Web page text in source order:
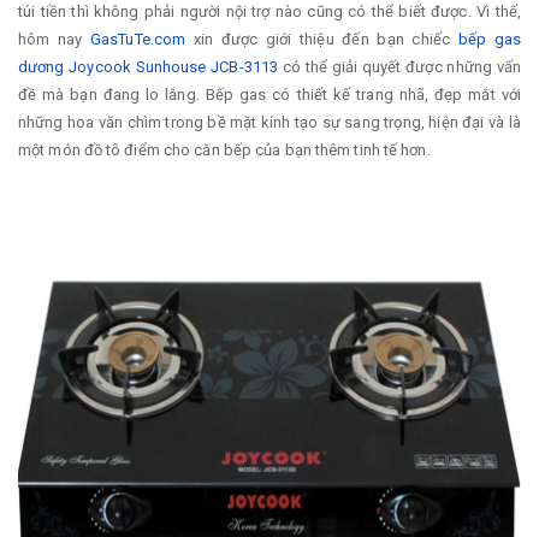
túi tiền thì không phải người nội trợ nào cũng có thể biết được. Vì thế,
hôm nayGasTuTe.com xin được giới thiệu đến bạn chiếc bếp gas
dương Joycook Sunhouse JCB-3113 có thể giải quyết được những vấn
đề mà bạn đang lo lắng. Bếp gas có thiết kế trang nhã, đẹp mắt với
những hoa văn chìm trong bề mặt kính tạo sự sang trọng, hiện đại và là
một món đồ tô điểm cho căn bếp của bạn thêm tinh tế hơn.